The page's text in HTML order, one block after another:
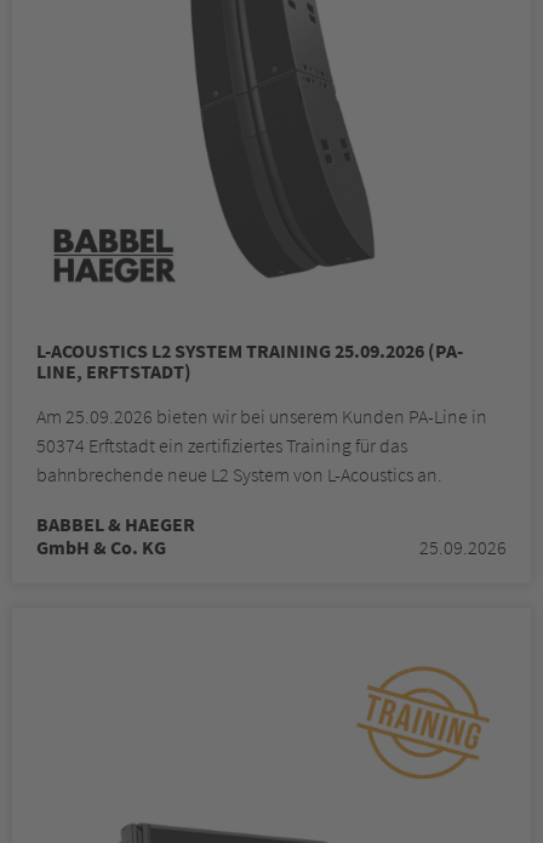
L-ACOUSTICS L2 SYSTEM TRAINING 25.09.2026 (PA-
LINE, ERFTSTADT)
Am 25.09.2026 bieten wir bei unserem Kunden PA-Line in
50374 Erftstadt ein zertifiziertes Training für das
bahnbrechende neue L2 System von L-Acoustics an.
BABBEL & HAEGER
GmbH & Co. KG
25.09.2026